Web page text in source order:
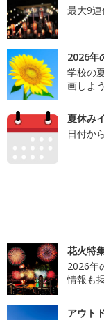
最大9
2026年
学校の
画しよう
夏休み
日付か
花火特
2026年
情報も
アウト